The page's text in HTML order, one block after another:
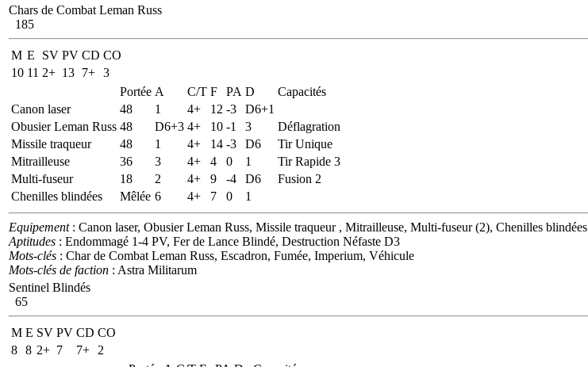
Chars de Combat Leman Russ
185
M E SV PV CD CO
10 11 2+ 13 7+ 3
Portée A C/T F PA D
Capacités
Canon laser
48 1 4+ 12 -3
D6+1
Obusier Leman Russ 48 D6+3 4+ 10 -1 3
Déflagration
Missile traqueur
48 1 4+ 14 -3 D6
Tir Unique
Mitrailleuse
36 3 4+ 4 0 1
Tir Rapide 3
Multi-fuseur
18 2 4+ 9 -4 D6
Fusion 2
Chenilles blindées
Mêlée 6 4+ 7 0 1
Equipement: Canon laser, Obusier Leman Russ, Missile traqueur , Mitrailleuse, Multi-fuseur (2), Chenilles blindées
Aptitudes : Endommagé 1-4 PV, Fer de Lance Blindé, Destruction Néfaste D3
Mots-clés : Char de Combat Leman Russ, Escadron, Fumée, Imperium, Véhicule
Mots-clés de faction : Astra Militarum
Sentinel Blindés
65
M E SV PV CD CO
8 8 2+ 7 7+
2